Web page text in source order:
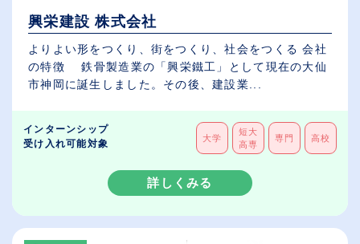
興栄建設 株式会社
よりよい形をつくり、街をつくり、社会をつくる 会社
の特徴 鉄骨製造業の「興栄鐵工」として現在の大仙
市神岡に誕生しました。その後、建設業...
インターンシップ
受け入れ可能対象
大学
短大
高専
専門 高校
詳しくみる